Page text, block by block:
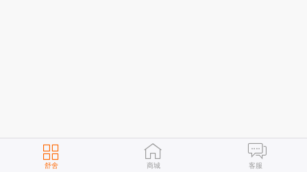
舒舍 商城 客服